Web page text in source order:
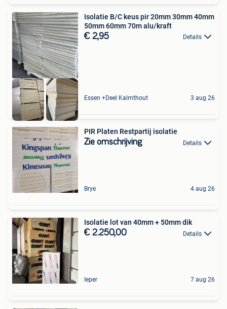
Isolatie B/C keus pir 20mm 30mm 40mm
50mm 60mm 70m alu/kraft
€ 2,95 Details
Essen +Deel Kalmthout 3 aug 26
PIR Platen Restpartij isolatie
Zie omschrijving Details
Brye 4 aug 26
Isolatie lot van 40mm + 50mm dik
€ 2.250,00 Details
Ieper 7 aug 26